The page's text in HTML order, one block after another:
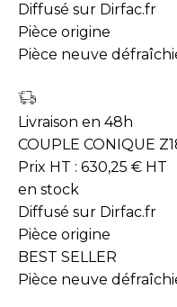
Diffusé sur Dirfac.fr
Pièce origine
Pièce neuve
Livraison en 48h
COUPLE CONIQUE
Prix HT : 630,25 € HT
en stock
Diffusé sur Dirfac.fr
Pièce origine
BEST SELLER
Pièce neuve